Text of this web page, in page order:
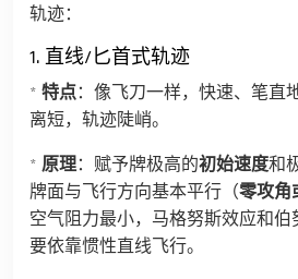
轨迹：
1. 直线/匕首式轨迹
* 特点：像飞刀一样，快速、笔直
离短，轨迹陡峭。
* 原理：赋予牌极高的初始速度和
牌面与飞行方向基本平行（零攻角
空气阻力最小，马格努斯效应和
要依靠惯性直线飞行。